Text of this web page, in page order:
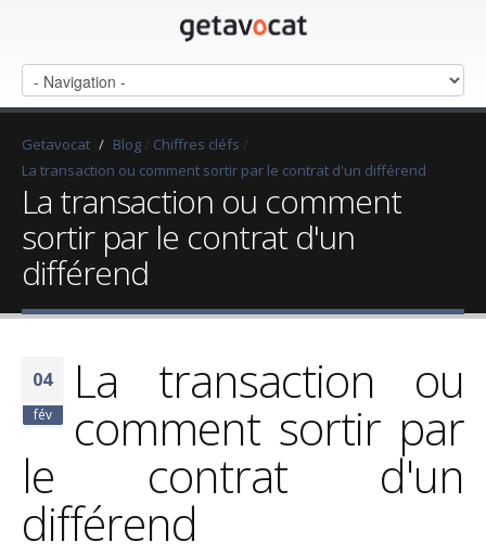
Getavocat / Blog / Chiffres cléfs /
La transaction ou comment sortir par le contrat d'un différend
La transaction ou comment
sortir par le contrat d'un
différend
04
fév
La transaction ou
comment sortir par
le contrat d'un
différend